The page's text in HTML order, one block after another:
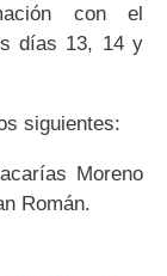
con el
días 13, 14 y
siguientes:
Moreno
Román.